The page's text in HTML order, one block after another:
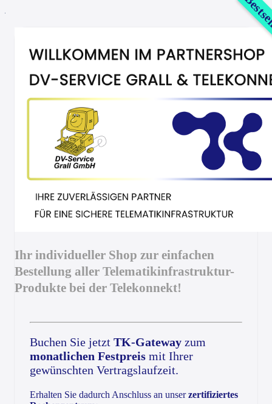
Ihr individueller Shop zur einfachen
Bestellung aller Telematikinfrastruktur-
Produkte bei der Telekonnekt!
Buchen Sie jetzt TK-Gateway zum
monatlichen Festpreis mit Ihrer
gewünschten Vertragslaufzeit.
Erhalten Sie dadurch Anschluss an unserzertifiziertes